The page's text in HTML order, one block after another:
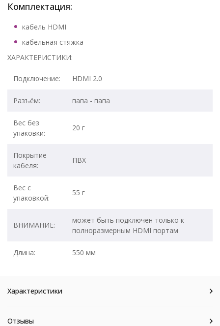
Комплектация:
кабель HDMI
кабельная стяжка
ХАРАКТЕРИСТИКИ:
Подключение: HDMI 2.0
Разъём: папа - папа
Вес без
упаковки:
20 г
Покрытие
кабеля:
ПВХ
Вес с
упаковкой:
55 г
ВНИМАНИЕ:
может быть подключен только к
полноразмерным HDMI портам
Длина: 550 мм
Характеристики
Отзывы